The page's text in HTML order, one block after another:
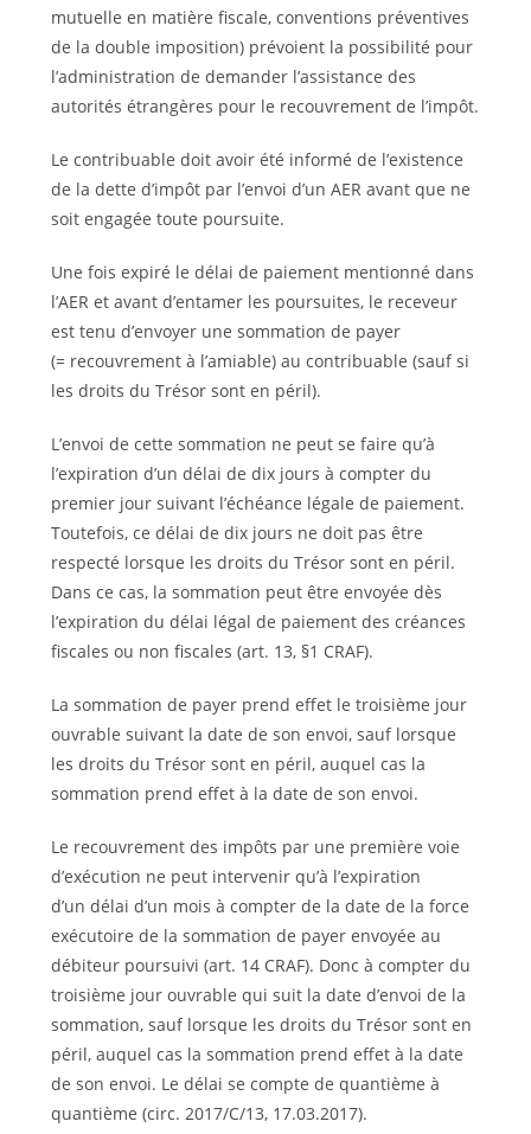
mutuelle en matière fiscale, conventions préventives
de la double imposition) prévoient la possibilité pour
l’administration de demander l’assistance des
autorités étran­gères pour le recouvrement de l’impôt.
Le contribuable doit avoir été informé de l’existence
de la dette d’impôt par l’envoi d’un AER avant que ne
soit engagée toute poursuite.
Une fois expiré le délai de paiement mentionné dans
l’AER et avant d’entamer les poursuites, le receveur
est tenu d’envoyer une sommation de payer
(= recouvrement à l’amiable) au contribuable (sauf si
les droits du Trésor sont en péril).
L’envoi de cette sommation ne peut se faire qu’à
l’expiration d’un délai de dix jours à compter du
premier jour suivant l’échéance légale de paiement.
Toutefois, ce délai de dix jours ne doit pas être
respecté lorsque les droits du Trésor sont en péril.
Dans ce cas, la sommation peut être envoyée dès
l’expiration du délai légal de paiement des créances
fiscales ou non fiscales (art. 13, §1 CRAF).
La sommation de payer prend effet le troisième jour
ouvrable suivant la date de son envoi, sauf lorsque
les droits du Trésor sont en péril, auquel cas la
sommation prend effet à la date de son envoi.
Le recouvrement des impôts par une première voie
d’exécution ne peut intervenir qu’à l’expiration
d’un délai d’un mois à compter de la date de la force
exécutoire de la sommation de payer envoyée au
débiteur poursuivi (art. 14 CRAF). Donc à compter du
troisième jour ouvrable qui suit la date d’envoi de la
sommation, sauf lorsque les droits du Trésor sont en
péril, auquel cas la sommation prend effet à la date
de son envoi. Le délai se compte de quantième à
quantième (circ. 2017/C/13, 17.03.2017).